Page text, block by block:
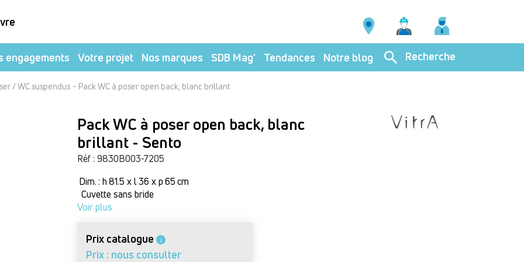
engagements Votre projet Nos marques SDB Mag' Tendances Notre blog Recherche
/ WC suspendus - Pack WC à poser open back, blanc brillant
Pack WC à poser open back, blanc
brillant - Sento
Réf : 9830B003-7205
Dim. : h 81.5 x l 36 x p 65 cm
Cuvette sans bride
Voir plus
Prix catalogue i
Prix : nous consulter